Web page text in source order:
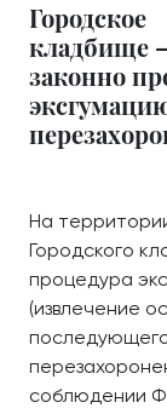
Городское
кладбище
законно
На
Городского
процедура
(извлечение
соблюдении